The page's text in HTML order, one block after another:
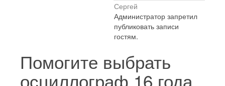
Сергей
Администратор запретил
публиковать записи
гостям.
Помогите выбрать
осциллограф 16 года